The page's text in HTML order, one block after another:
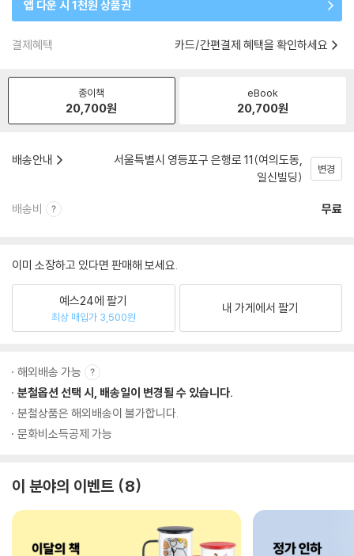
앱 다운 시 1천원 상품권
결제혜택 카드/간편결제 혜택을 확인하세요
종이책
20,700원
eBook
20,700원
배송안내
서울특별시 영등포구 은행로 11(여의도동,
일신빌딩)
변경
배송비 무료
이미 소장하고 있다면 판매해 보세요.
예스24에 팔기
최상 매입가 3,500원
내 가게에서 팔기
해외배송 가능
분철옵션 선택 시, 배송일이 변경될 수 있습니다.
분철상품은 해외배송이 불가합니다.
문화비소득공제 가능
이 분야의 이벤트 8